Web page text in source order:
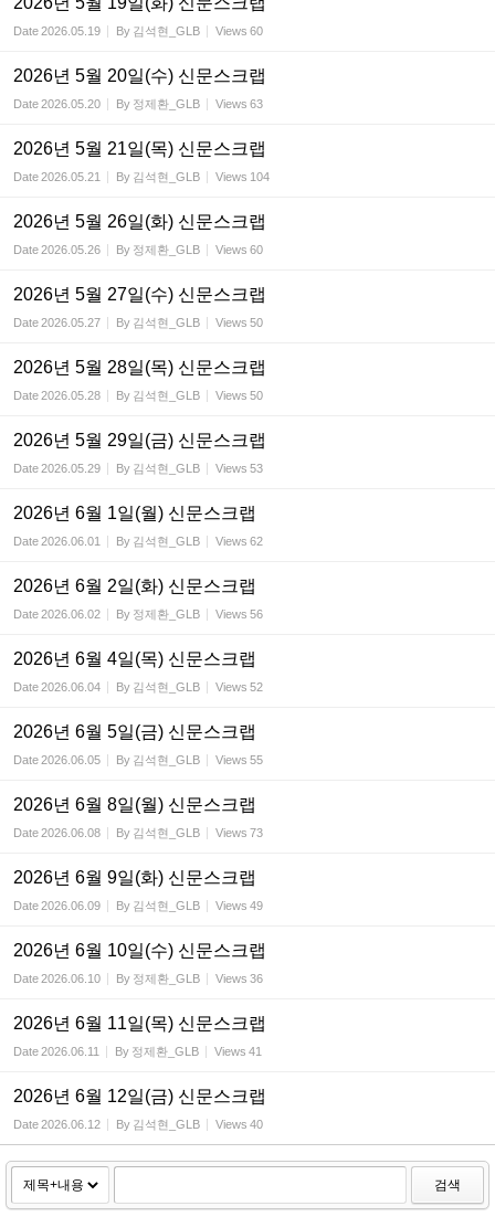
Date2026.05.19 By 김석현_GLB Views 60
2026년 5월 20일(수) 신문스크랩
Date2026.05.20 By 정제환_GLB Views 63
2026년 5월 21일(목) 신문스크랩
Date2026.05.21 By 김석현_GLB Views 104
2026년 5월 26일(화) 신문스크랩
Date2026.05.26 By 정제환_GLB Views 60
2026년 5월 27일(수) 신문스크랩
Date2026.05.27 By 김석현_GLB Views 50
2026년 5월 28일(목) 신문스크랩
Date2026.05.28 By 김석현_GLB Views 50
2026년 5월 29일(금) 신문스크랩
Date2026.05.29 By 김석현_GLB Views 53
2026년 6월 1일(월) 신문스크랩
Date2026.06.01 By 김석현_GLB Views 62
2026년 6월 2일(화) 신문스크랩
Date2026.06.02 By 정제환_GLB Views 56
2026년 6월 4일(목) 신문스크랩
Date2026.06.04 By 김석현_GLB Views 52
2026년 6월 5일(금) 신문스크랩
Date2026.06.05 By 김석현_GLB Views 55
2026년 6월 8일(월) 신문스크랩
Date2026.06.08 By 김석현_GLB Views 73
2026년 6월 9일(화) 신문스크랩
Date2026.06.09 By 김석현_GLB Views 49
2026년 6월 10일(수) 신문스크랩
Date2026.06.10 By 정제환_GLB Views 36
2026년 6월 11일(목) 신문스크랩
Date2026.06.11 By 정제환_GLB Views 41
2026년 6월 12일(금) 신문스크랩
Date2026.06.12 By 김석현_GLB Views 40
검색